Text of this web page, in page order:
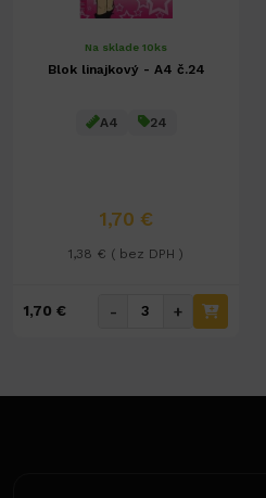
Na sklade 10ks
Blok linajkový - A4 č.24
A4 24
1,70 €
1,38 € ( bez DPH )
1,70 € - +